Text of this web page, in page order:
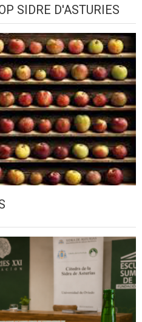
SIDRE D'ASTURIES